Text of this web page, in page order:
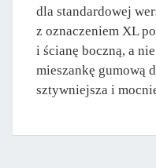
dla standardowej
z oznaczeniem XL
i ścianę boczną, a
mieszankę gumową
sztywniejsza i